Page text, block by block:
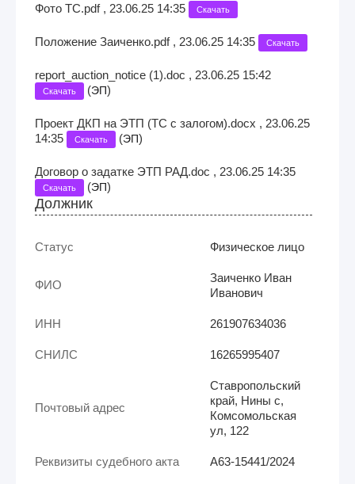
Фото ТС.pdf , 23.06.25 14:35 Скачать
Положение Заиченко.pdf , 23.06.25 14:35 Скачать
report_auction_notice (1).doc , 23.06.25 15:42
Скачать (ЭП)
Проект ДКП на ЭТП (ТС с залогом).docx , 23.06.25
14:35
Скачать (ЭП)
Договор о задатке ЭТП РАД.doc , 23.06.25 14:35
Скачать (ЭП)
Должник
Статус Физическое лицо
ФИО
Заиченко Иван
Иванович
ИНН 261907634036
СНИЛС 16265995407
Почтовый адрес
Ставропольский
край, Нины с,
Комсомольская
ул, 122
Реквизиты судебного акта А63-15441/2024